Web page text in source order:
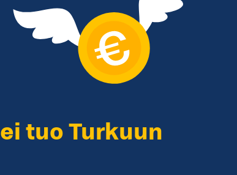
ei tuo Turkuun